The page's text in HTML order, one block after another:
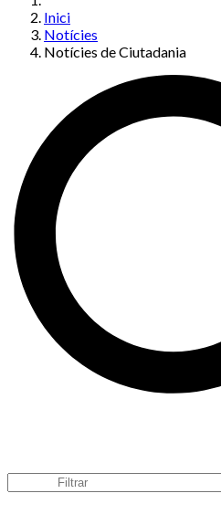
Inici
Notícies
Notícies de Ciutadania